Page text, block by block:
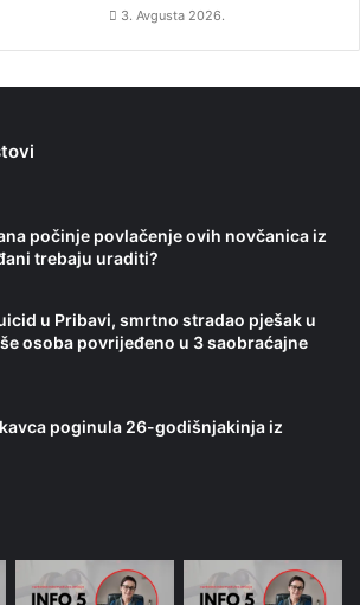
3. Avgusta 2026.
počinje povlačenje ovih novčanica iz
trebaju uraditi?
u Pribavi, smrtno stradao pješak u
osoba povrijeđeno u 3 saobraćajne
poginula 26-godišnjakinja iz